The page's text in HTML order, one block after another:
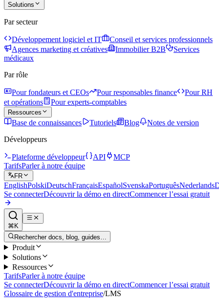
Solutions
Par secteur
Développement logiciel et IT
Conseil et services professionnels
Agences marketing et créatives
Immobilier B2B
Services
médicaux
Par rôle
Pour fondateurs et CEOs Pour responsables finance
Pour RH
et opérations
Pour experts-comptables
Ressources
Base de connaissances Tutoriels Blog
Notes de version
Développeurs
Plateforme développeur API
MCP
TarifsParler à notre équipe
FR
EnglishPolskiDeutschFrançaisEspañolSvenskaPortuguêsNederlands
Se connecterDécouvrir la démo en directCommencer l’essai gratuit
⌘K
Rechercher docs, blog, guides…
Produit
Solutions
Ressources
TarifsParler à notre équipe
Se connecterDécouvrir la démo en directCommencer l’essai gratuit
Glossaire de gestion d'entreprise/LMS